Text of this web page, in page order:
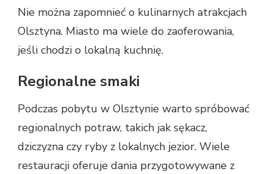
Nie można zapomnieć o kulinarnych atrakcjach
Olsztyna. Miasto ma wiele do zaoferowania,
jeśli chodzi o lokalną kuchnię.
Regionalne smaki
Podczas pobytu w Olsztynie warto spróbować
regionalnych potraw, takich jak sękacz,
dziczyzna czy ryby z lokalnych jezior. Wiele
restauracji oferuje dania przygotowywane z